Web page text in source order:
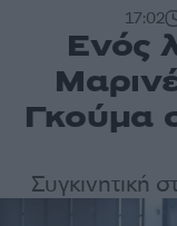
17:02
Ενός
Γκούμα
Συγκινητική